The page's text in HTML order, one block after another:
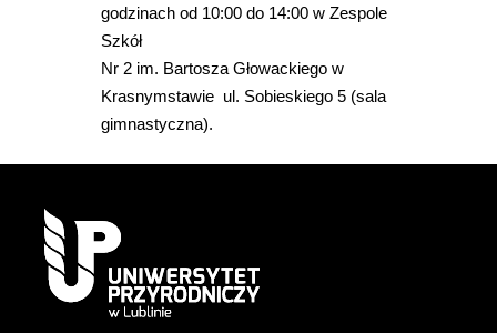
godzinach od 10:00 do 14:00 w Zespole
Szkół
Nr 2 im. Bartosza Głowackiego w
Krasnymstawie ul. Sobieskiego 5 (sala
gimnastyczna).